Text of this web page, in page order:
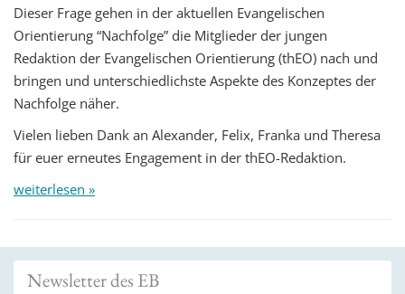
Dieser Frage gehen in der aktuellen Evangelischen
Orientierung “Nachfolge” die Mitglieder der jungen
Redaktion der Evangelischen Orientierung (thEO) nach und
bringen und unterschiedlichste Aspekte des Konzeptes der
Nachfolge näher.
Vielen lieben Dank an Alexander, Felix, Franka und Theresa
für euer erneutes Engagement in der thEO-Redaktion.
weiterlesen »
Newsletter des EB